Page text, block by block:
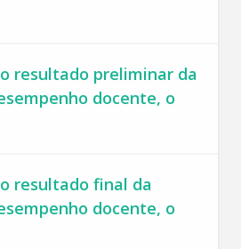
resultado preliminar da
docente, o
resultado final da
docente, o